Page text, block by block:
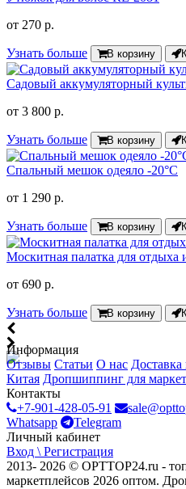
от 270 р.
Узнать больше В корзину
Садовый аккумуляторный
от 3 800 р.
Узнать больше В корзину
Спальный мешок одеяло -20°C
от 1 290 р.
Узнать больше В корзину
Москитная палатка для отдыха
от 690 р.
Узнать больше В корзину
Информация
Отзывы Статьи О нас Доставка
Китая Дропшиппинг для
Контакты
+7-901-428-05-91
Whatsapp
Telegram
Личный кабинет
Вход \ Регистрация
2013- 2026 © OPTTOP24.ru -
маркетплейсов 2026 оптом.